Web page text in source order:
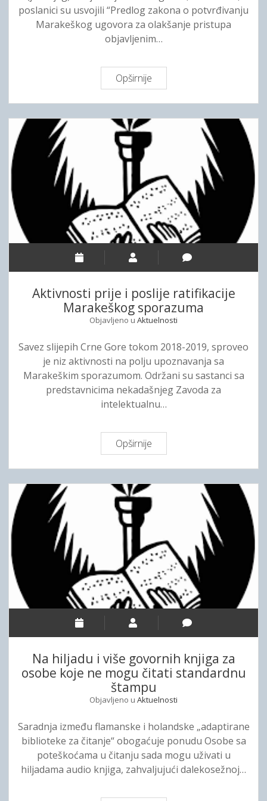
poslanici su usvojili “Predlog zakona o potvrđivanju
Marakeškog ugovora za olakšanje pristupa
objavljenim…
Opširnije
r
n
a
G
a
n
p
u
a
r
a
i
f
i
k
a
i
r
e
š
k
o
g
p
r
a
z
m
a
k
o
Aktivnosti prije i poslije ratifikacije
Marakeškog sporazuma
Objavljeno u Aktuelnosti
Savez slijepih Crne Gore tokom 2018-2019, sproveo
je niz aktivnosti na polju upoznavanja sa
Marakeškim sporazumom. Održani su sastanci sa
predstavnicima nekadašnjeg Zavoda za
intelektualnu…
Opširnije
k
t
i
v
s
t
p
r
i
p
o
s
i
j
e
r
Na hiljadu i više govornih knjiga za
osobe koje ne mogu čitati standardnu
štampu
Objavljeno u Aktuelnosti
Saradnja između flamanske i holandske „adaptirane
biblioteke za čitanje“ obogaćuje ponudu Osobe sa
poteškoćama u čitanju sada mogu uživati ​​u
hiljadama audio knjiga, zahvaljujući dalekosežnoj…